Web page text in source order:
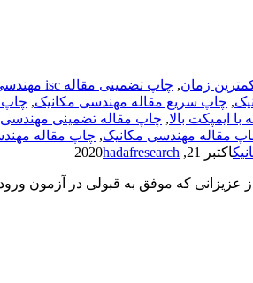
زمان, چاپ تضمینی مقاله isc مهندسی مکانیک
, چاپ سریع مقاله مهندسی مکانیک, چاپ
ایمپکت بالا, چاپ مقاله تضمینی مهندسی
مقاله مهندسی مکانیک, چاپ مقاله
اکتبر 21, 2020 hadafresearch
عزیزانی که موفق به قبولی در آزمون